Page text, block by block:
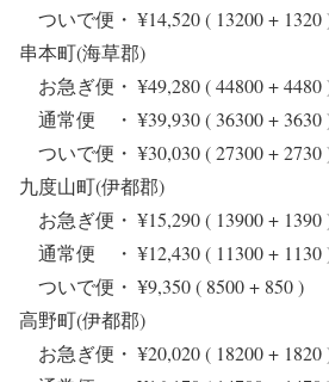
ついで便・ ¥14,520 ( 13200 +
串本町(海草郡)
お急ぎ便・ ¥49,280 ( 44800 +
通常便 ・ ¥39,930 ( 36300 +
ついで便・ ¥30,030 ( 27300 +
九度山町(伊都郡)
お急ぎ便・ ¥15,290 ( 13900 +
通常便 ・ ¥12,430 ( 11300 +
ついで便・ ¥9,350 ( 8500 + 850
高野町(伊都郡)
お急ぎ便・ ¥20,020 ( 18200 +